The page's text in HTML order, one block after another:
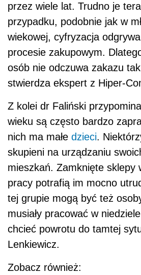
przez wiele lat. Trudno je
przypadku, podobnie jak w
wiekowej, cyfryzacja
procesie zakupowym.
osób nie odczuwa zakazu
stwierdza ekspert z Hiper-
Z kolei dr Faliński
wieku są często bardzo
nich ma małe dzieci.
skupieni na urządzaniu
mieszkań. Zamknięte sklepy
pracy potrafią im mocno
tej grupie mogą być też
musiały pracować w
chcieć powrotu do tamtej
Lenkiewicz.
Zobacz również: